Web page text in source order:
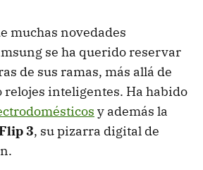
muchas novedades
se ha querido reservar
de sus ramas, más allá de
relojes inteligentes. Ha habido
y además la
3, su pizarra digital de